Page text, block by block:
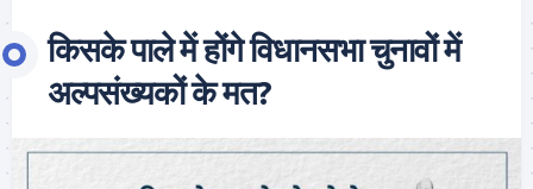
किसके पाले में होंगे विधानसभा चुनावों में
अल्पसंख्यकों के मत?